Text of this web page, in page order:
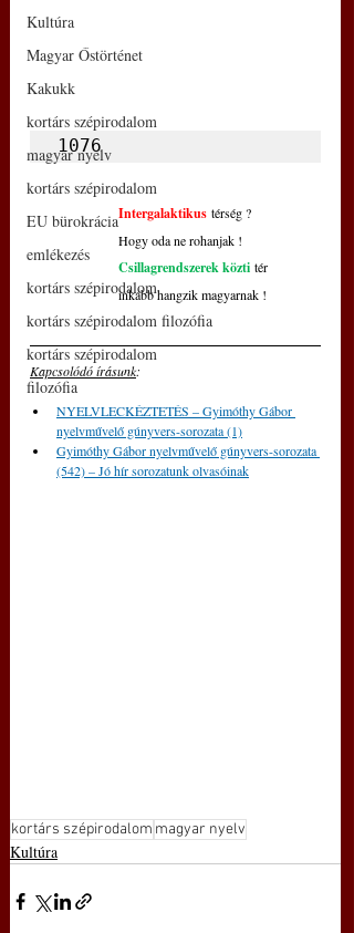
Kultúra
Magyar Őstörténet
Kakukk
kortárs szépirodalom
magyar nyelv
kortárs szépirodalom
EU bürokrácia
emlékezés
kortárs szépirodalom
kortárs szépirodalom filozófia
kortárs szépirodalom
filozófia
1076
Intergalaktikus térség ?
Hogy oda ne rohanjak !
Csillagrendszerek közti tér
inkább hangzik magyarnak !
Kapcsolódó írásunk:
NYELVLECKÉZTETÉS – Gyimóthy Gábor
nyelvművelő gúnyvers-sorozata (1)
Gyimóthy Gábor nyelvművelő gúnyvers-sorozata
(542) – Jó hír sorozatunk olvasóinak
kortárs szépirodalom magyar nyelv
Kultúra